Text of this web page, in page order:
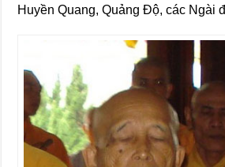
Huyền Quang, Quảng Độ, các Ngài